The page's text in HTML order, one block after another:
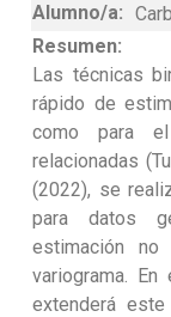
Alumno/a:
Resumen:
Las técnicas
rápido de
como para
relacionadas
(2022), se
para datos
estimación
variograma.
extenderá